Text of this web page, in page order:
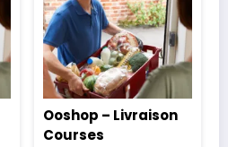
Ooshop – Livraison
Courses